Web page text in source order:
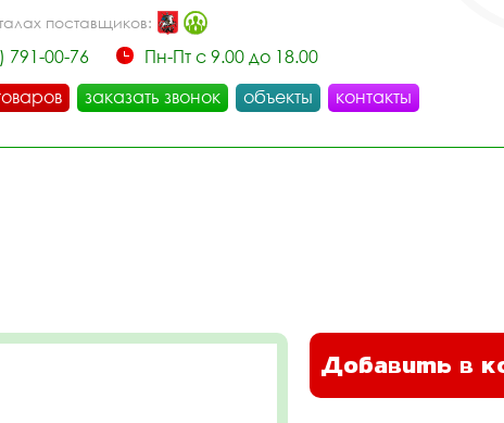
поставщиков:
791-00-76
Пн-Пт с 9.00 до 18.00
заказать звонок объекты контакты
Добавить в